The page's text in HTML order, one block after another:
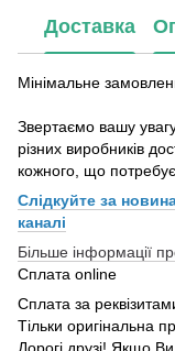
Доставка
Мінімальне
Звертаємо вашу
різних виробників
кожного, що
Слідкуйте за
каналі
Більше інформації
Сплата online
Сплата за
Тільки оригінальна
Дорогі друзі! Якщо